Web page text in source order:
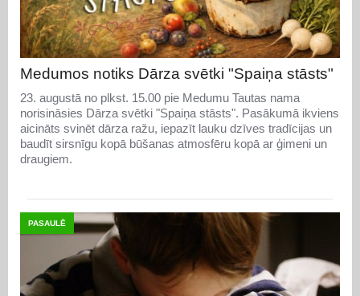
Medumos notiks Dārza svētki "Spaiņa stāsts"
23. augustā no plkst. 15.00 pie Medumu Tautas nama
norisināsies Dārza svētki "Spaiņa stāsts". Pasākumā ikviens
aicināts svinēt dārza ražu, iepazīt lauku dzīves tradīcijas un
baudīt sirsnīgu kopā būšanas atmosfēru kopā ar ģimeni un
draugiem.
PASAULĒ